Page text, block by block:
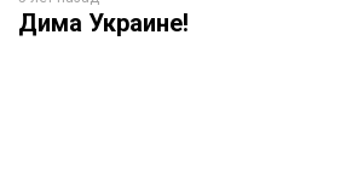
Дима Украине!